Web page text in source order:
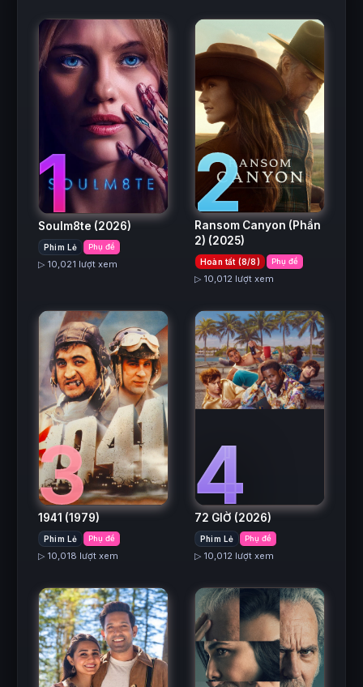
1
Soulm8te (2026)
Phim Lẻ Phụ đề
▷ 10,021 lượt xem
2
Ransom Canyon (Phần
2) (2025)
Hoàn tất (8/8) Phụ đề
▷ 10,012 lượt xem
3
1941 (1979)
Phim Lẻ Phụ đề
▷ 10,018 lượt xem
4
72 GIỜ (2026)
Phim Lẻ Phụ đề
▷ 10,012 lượt xem